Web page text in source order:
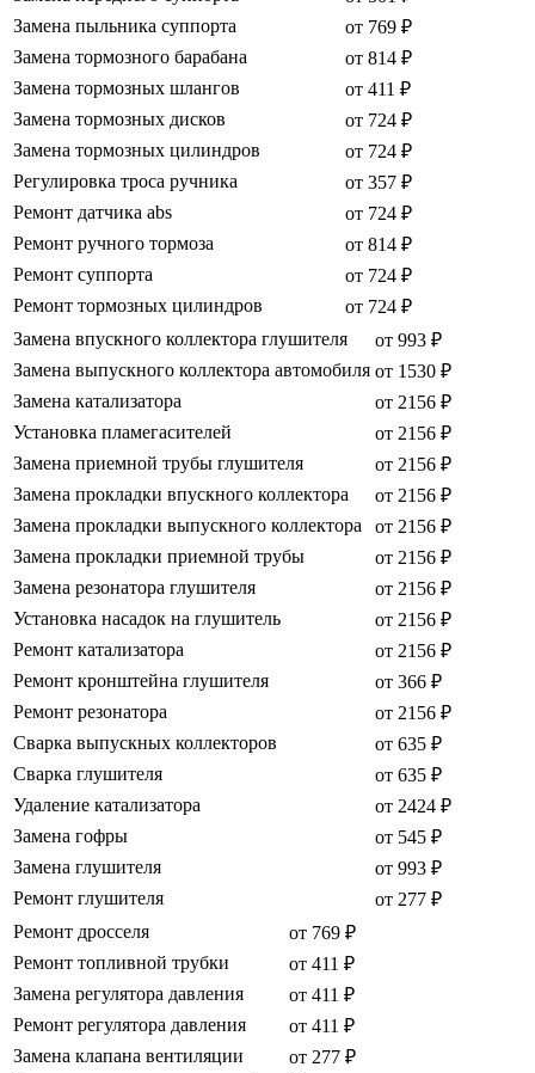
Замена пыльника суппорта
от 769 ₽
Замена тормозного барабана
от 814 ₽
Замена тормозных шлангов
от 411 ₽
Замена тормозных дисков
от 724 ₽
Замена тормозных цилиндров
от 724 ₽
Регулировка троса ручника
от 357 ₽
Ремонт датчика abs
от 724 ₽
Ремонт ручного тормоза
от 814 ₽
Ремонт суппорта
от 724 ₽
Ремонт тормозных цилиндров
от 724 ₽
Замена впускного коллектора глушителя
от 993 ₽
Замена выпускного коллектора автомобиля от 1530 ₽
Замена катализатора
от 2156 ₽
Установка пламегасителей
от 2156 ₽
Замена приемной трубы глушителя
от 2156 ₽
Замена прокладки впускного коллектора
от 2156 ₽
Замена прокладки выпускного коллектора
от 2156 ₽
Замена прокладки приемной трубы
от 2156 ₽
Замена резонатора глушителя
от 2156 ₽
Установка насадок на глушитель
от 2156 ₽
Ремонт катализатора
от 2156 ₽
Ремонт кронштейна глушителя
от 366 ₽
Ремонт резонатора
от 2156 ₽
Сварка выпускных коллекторов
от 635 ₽
Сварка глушителя
от 635 ₽
Удаление катализатора
от 2424 ₽
Замена гофры
от 545 ₽
Замена глушителя
от 993 ₽
Ремонт глушителя
от 277 ₽
Ремонт дросселя
от 769 ₽
Ремонт топливной трубки
от 411 ₽
Замена регулятора давления
от 411 ₽
Ремонт регулятора давления
от 411 ₽
Замена клапана вентиляции
от 277 ₽